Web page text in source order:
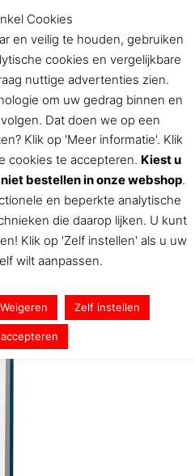
winkel
2016
Cookies
en veilig te houden, gebruiken
cookies en vergelijkbare
nuttige advertenties zien.
om uw gedrag binnen en
Dat doen we op een
Klik op 'Meer informatie'. Klik
cookies te accepteren. Kiest u
bestellen in onze webshop.
en beperkte analytische
die daarop lijken. U kunt
Klik op 'Zelf instellen' als u uw
wilt aanpassen.
Weigeren Zelf instellen